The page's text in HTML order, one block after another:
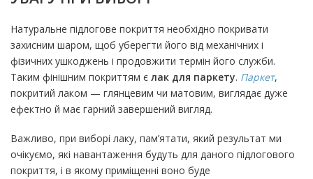
Натуральне підлогове покриття необхідно покривати
захисним шаром, щоб уберегти його від механічних і
фізичних ушкоджень і продовжити термін його служби.
Таким фінішним покриттям є лак для паркету. Паркет,
покритий лаком — глянцевим чи матовим, виглядає дуже
ефектно й має гарний завершений вигляд.
Важливо, при виборі лаку, пам’ятати, який результат ми
очікуємо, які навантаження будуть для даного підлогового
покриття, і в якому приміщенні воно буде